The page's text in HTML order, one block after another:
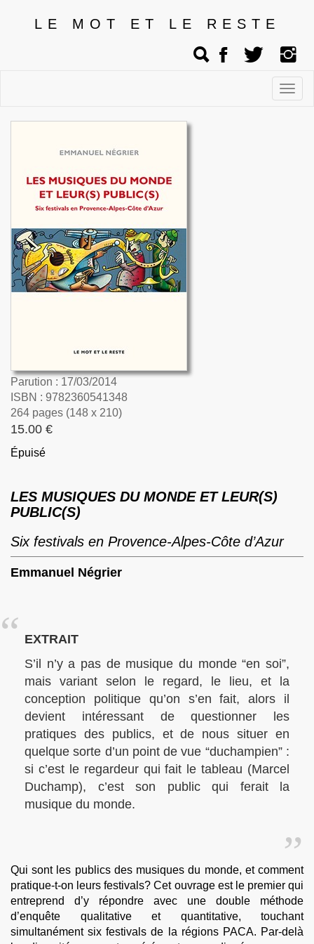
LE MOT ET LE RESTE
Parution : 17/03/2014
ISBN : 9782360541348
264 pages (148 x 210)
15.00 €
Épuisé
LES MUSIQUES DU MONDE ET LEUR(S)
PUBLIC(S)
Six festivals en Provence-Alpes-Côte d’Azur
Emmanuel Négrier
EXTRAIT
S’il n’y a pas de musique du monde “en soi”,
mais variant selon le regard, le lieu, et la
conception politique qu’on s’en fait, alors il
devient intéressant de questionner les
pratiques des publics, et de nous situer en
quelque sorte d’un point de vue “duchampien” :
si c’est le regardeur qui fait le tableau (Marcel
Duchamp), c’est son public qui ferait la
musique du monde.
Qui sont les publics des musiques du monde, et comment
pratique-t-on leurs festivals? Cet ouvrage est le premier qui
entreprend d’y répondre avec une double méthode
d’enquête qualitative et quantitative, touchant
simultanément six festivals de la régions PACA. Par-delà